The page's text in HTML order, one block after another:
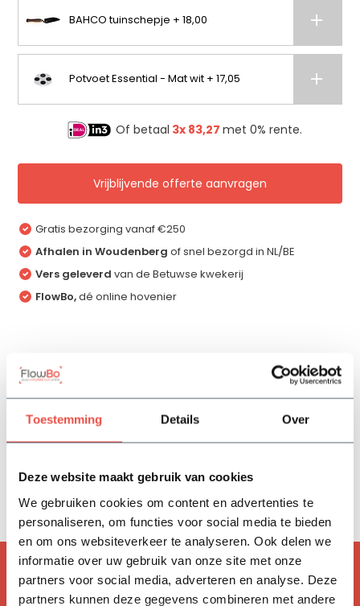
Toestemming Details Over
Deze website maakt gebruik van cookies
We gebruiken cookies om content en advertenties te
personaliseren, om functies voor social media te bieden
en om ons websiteverkeer te analyseren. Ook delen we
informatie over uw gebruik van onze site met onze
partners voor social media, adverteren en analyse. Deze
partners kunnen deze gegevens combineren met andere
BAHCO tuinschepje + 18,00
Potvoet Essential - Mat wit + 17,05
Of betaal 3x 83,27 met 0% rente.
Vrijblijvende offerte aanvragen
Gratis bezorging vanaf €250
Afhalen in Woudenberg of snel bezorgd in NL/BE
Vers geleverd van de Betuwse kwekerij
FlowBo,dé online hovenier
Specificaties
Delen
Handig om mee te bestellen